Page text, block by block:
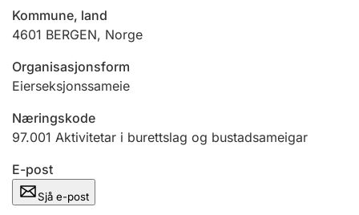
Ektepaktrettleiaren
Andre tema
Kommune, land
4601 BERGEN, Norge
Organisasjonsform
Eierseksjonssameie
Næringskode
97.001 Aktivitetar i burettslag og bustadsameigar
E-post
Sjå e-post